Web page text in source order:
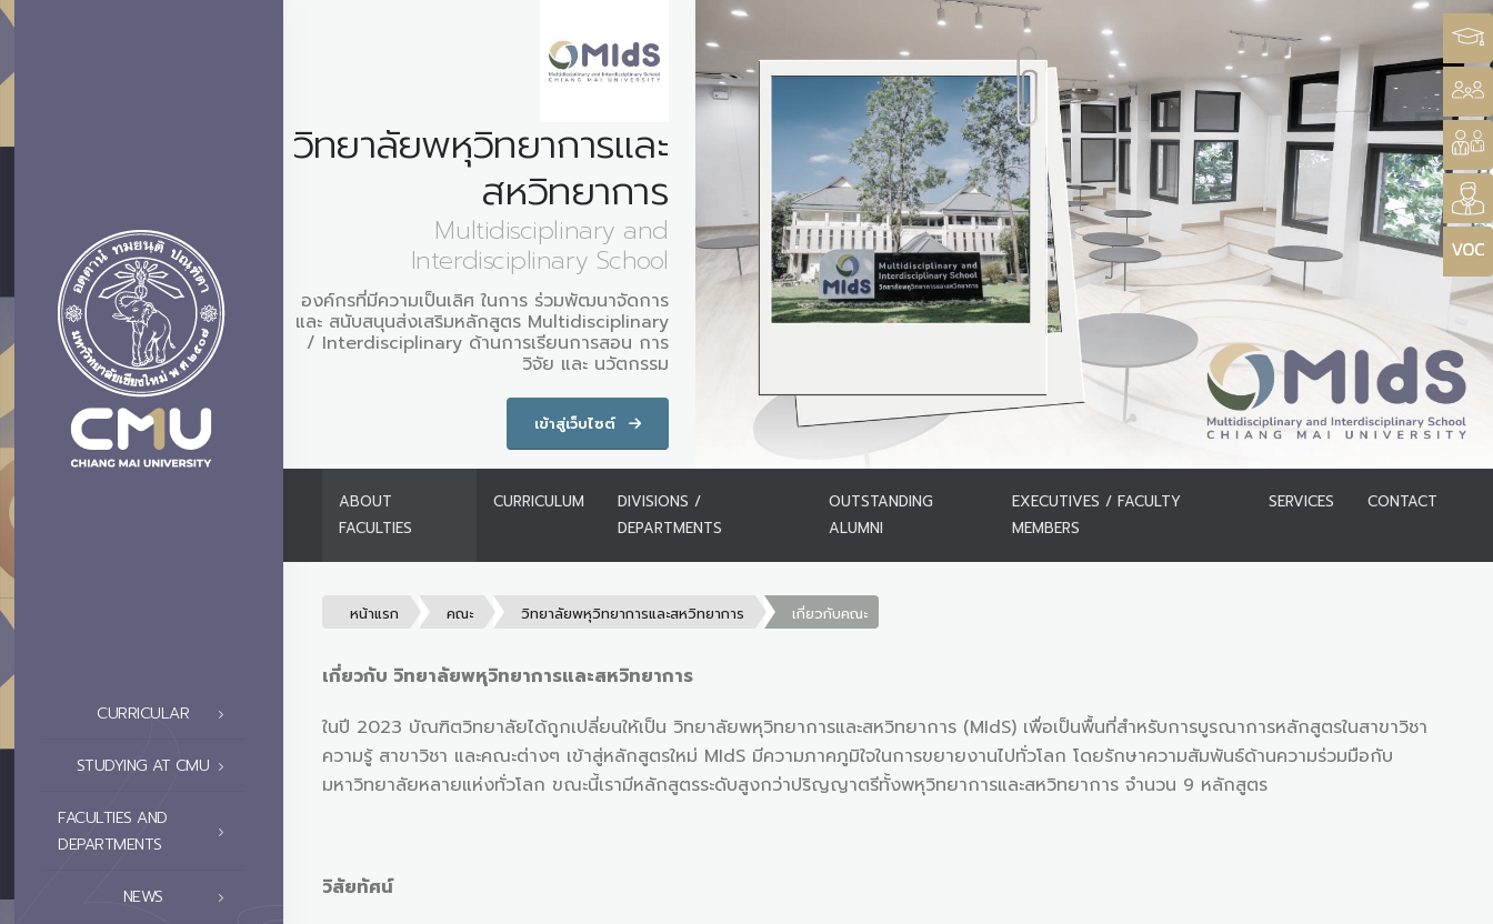
CURRICULAR
STUDYING AT CMU
FACULTIES AND
DEPARTMENTS
NEWS
วิทยาลัยพหุวิทยาการและ
สหวิทยาการ
Multidisciplinary and
Interdisciplinary School
องค์กรที่มีความเป็นเลิศ ในการ ร่วมพัฒนาจัดการ
และ สนับสนุนส่งเสริมหลักสูตร Multidisciplinary
/ Interdisciplinary ด้านการเรียนการสอน การ
วิจัย และ นวัตกรรม
เข้าสู่เว็บไซต์
ABOUT
FACULTIES
CURRICULUM
DIVISIONS /
DEPARTMENTS
OUTSTANDING
ALUMNI
EXECUTIVES / FACULTY
MEMBERS
SERVICES CONTACT
หน้าแรก คณะ วิทยาลัยพหุวิทยาการและสหวิทยาการ เกี่ยวกับคณะ
เกี่ยวกับ วิทยาลัยพหุวิทยาการและสหวิทยาการ
ในปี 2023 บัณฑิตวิทยาลัยได้ถูกเปลี่ยนให้เป็น วิทยาลัยพหุวิทยาการและสหวิทยาการ (MIdS) เพื่อเป็นพื้นที่สำหรับการบูรณาการหลักสูตรในสาขาวิชา
ความรู้ สาขาวิชา และคณะต่างๆ เข้าสู่หลักสูตรใหม่ MIdS มีความภาคภูมิใจในการขยายงานไปทั่วโลก โดยรักษาความสัมพันธ์ด้านความร่วมมือกับ
มหาวิทยาลัยหลายแห่งทั่วโลก ขณะนี้เรามีหลักสูตรระดับสูงกว่าปริญญาตรีทั้งพหุวิทยาการและสหวิทยาการ จำนวน 9 หลักสูตร
วิสัยทัศน์